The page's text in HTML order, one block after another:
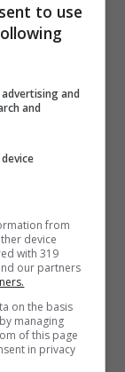
2050€
e sport
fino a 50€ in
to use
and
and
from
device
with 319
our partners
on the basis
managing
of this page
in privacy